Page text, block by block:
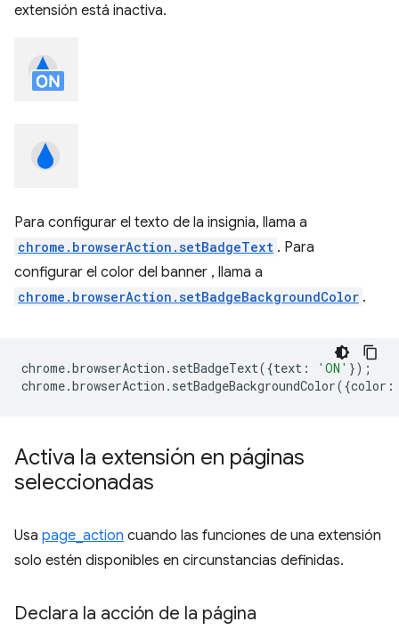
extensión está inactiva.
Para configurar el texto de la insignia, llama a
chrome.browserAction.setBadgeText . Para
configurar el color del banner , llama a
chrome.browserAction.setBadgeBackgroundColor .
chrome.browserAction . setBadgeText({text : 'ON' });
chrome.browserAction . setBadgeBackgroundColor({color :
Activa la extensión en páginas
seleccionadas
Usa page_action cuando las funciones de una extensión
solo estén disponibles en circunstancias definidas.
Declara la acción de la página